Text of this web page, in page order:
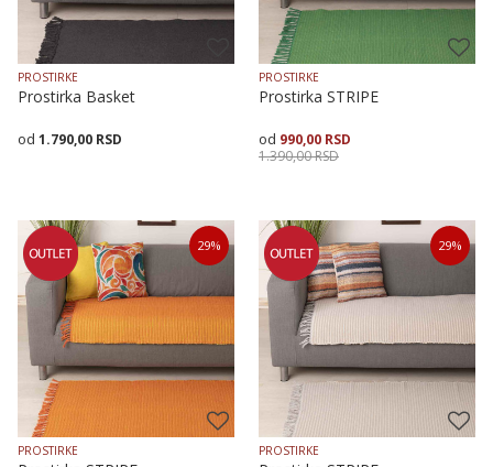
PROSTIRKE
Prostirka Basket
1.790,00 RSD
Veličina
70X70 70X160 70X200
Dodaj u korpu
PROSTIRKE
Prostirka STRIPE
990,00 RSD
1.390,00RSD
Veličina
70X120 70X200 70X160
Dodaj u korpu
29%
PROSTIRKE
29%
PROSTIRKE